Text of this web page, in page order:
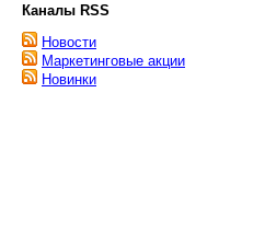
Каналы RSS
Новости
Маркетинговые акции
Новинки